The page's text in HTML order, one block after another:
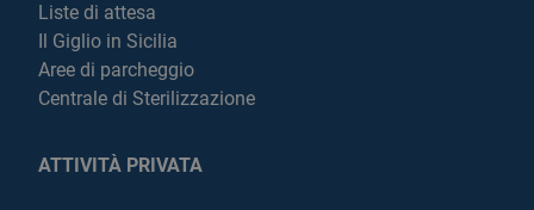
Liste di attesa
Il Giglio in Sicilia
Aree di parcheggio
Centrale di Sterilizzazione
ATTIVITÀ PRIVATA